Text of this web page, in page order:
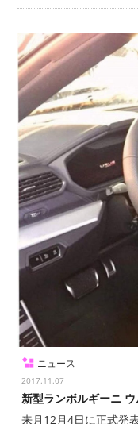
ニュース
2017.11.07
新型ランボルギーニ ウ
来月12月4日に正式発